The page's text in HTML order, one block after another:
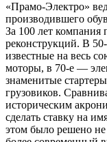
«Прамо-Электро»
производившего
За 100 лет компания
реконструкций. В
известные на весь
моторы, в 70-е —
знаменитые
грузовиков.
историческим
сделать ставку на
этом было решено не